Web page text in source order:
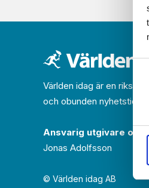
Världen idag är en
och obunden
Ansvarig utgivare och
Jonas Adolfsson
© Världen idag AB